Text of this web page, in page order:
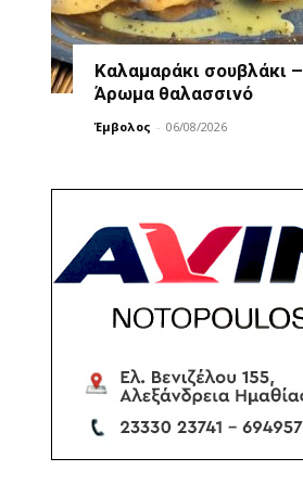
Καλαμαράκι σουβλάκι –
Άρωμα θαλασσινό
Έμβολος - 06/08/2026